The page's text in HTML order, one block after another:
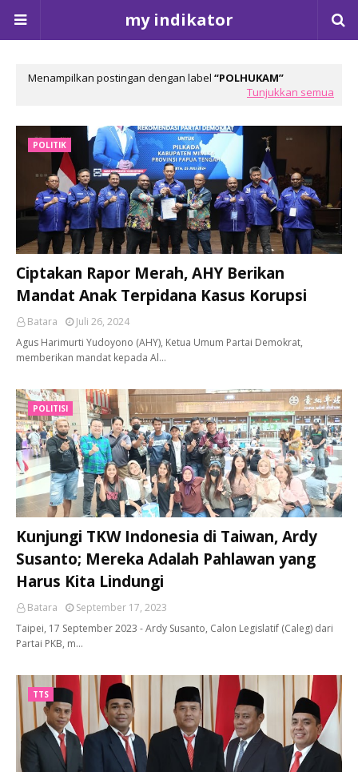
my indikator
Menampilkan postingan dengan label
POLHUKAM
Tunjukkan semua
POLITIK
Ciptakan Rapor Merah, AHY Berikan
Mandat Anak Terpidana Kasus Korupsi
Batara
Juli 26, 2024
Agus Harimurti Yudoyono (AHY), Ketua Umum Partai Demokrat,
memberikan mandat kepada Al…
POLITISI
Kunjungi TKW Indonesia di Taiwan, Ardy
Susanto; Mereka Adalah Pahlawan yang
Harus Kita Lindungi
Batara
September 17, 2023
Taipei, 17 September 2023 - Ardy Susanto, Calon Legislatif (Caleg) dari
Partai PKB, m…
TTS